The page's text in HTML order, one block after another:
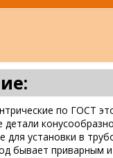
по ГОСТ
для установки в
бывает приварным